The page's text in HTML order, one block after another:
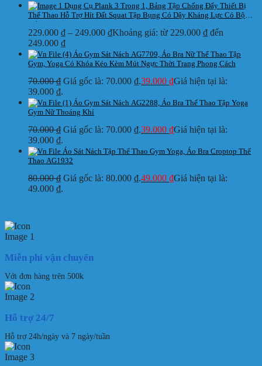
Dụng Cụ Plank 3 Trong 1, Bảng Tập Chống Đẩy Thiết Bị
Thể Thao Hỗ Trợ Hít Đất Squat Tập Bụng Có Dây Kháng Lực Có Bộ
Đếm
229.000 ₫ – 249.000 ₫Khoảng giá: từ 229.000 ₫ đến
249.000 ₫
Áo Gym Sát Nách AG7709, Áo Bra Nữ Thể Thao Tập
Gym, Yoga Có Khóa Kéo Kèm Mút Ngực Thời Trang Phong Cách
70.000₫ Giá gốc là: 70.000 ₫.39.000 ₫Giá hiện tại là:
39.000 ₫.
Áo Gym Sát Nách AG2288, Áo Bra Thể Thao Tập Yoga
Gym Nữ Thoáng Khí
70.000₫ Giá gốc là: 70.000 ₫.39.000 ₫Giá hiện tại là:
39.000 ₫.
Áo Sát Nách Tập Thể Thao Gym Yoga, Áo Bra Croptop Thể
Thao AG1932
80.000₫ Giá gốc là: 80.000 ₫.49.000 ₫Giá hiện tại là:
49.000 ₫.
Miễn phí vận chuyển
Với đơn hàng trên 500k
Hỗ trợ 24/7
Hỗ trợ 24h/ngày và 7 ngày/tuần